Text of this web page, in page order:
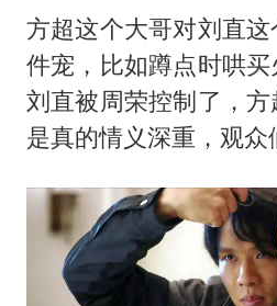
方超这个大哥对刘直
件宠，比如蹲点时哄
刘直被周荣控制了，方
是真的情义深重，观众